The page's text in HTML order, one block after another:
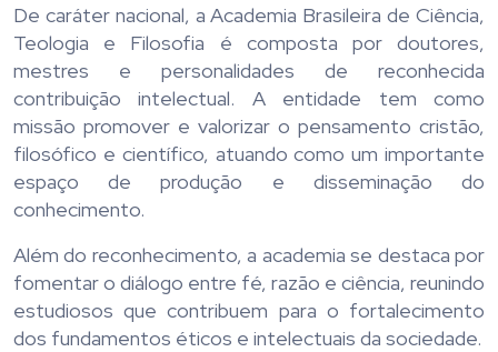
De caráter nacional, a Academia Brasileira de Ciência,
Teologia e Filosofia é composta por doutores,
mestres e personalidades de reconhecida
contribuição intelectual. A entidade tem como
missão promover e valorizar o pensamento cristão,
filosófico e científico, atuando como um importante
espaço de produção e disseminação do
conhecimento.
Além do reconhecimento, a academia se destaca por
fomentar o diálogo entre fé, razão e ciência, reunindo
estudiosos que contribuem para o fortalecimento
dos fundamentos éticos e intelectuais da sociedade.